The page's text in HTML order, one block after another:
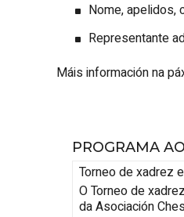
Nome, apelidos,
Representante
Máis información na
PROGRAMA
Torneo de xadrez
O Torneo de
da Asociación